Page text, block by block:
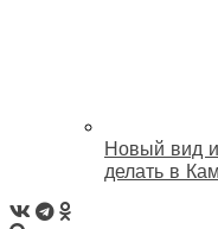
Новый вид
делать в